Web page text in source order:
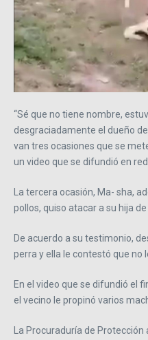
“Sé que no tiene nombre,
desgraciadamente el dueño
van tres ocasiones que se
un video que se difundió en
La tercera ocasión, Ma- sha,
pollos, quiso atacar a su hija
De acuerdo a su testimonio,
perra y ella le contestó que no
En el video que se difundió el
el vecino le propinó varios
La Procuraduría de